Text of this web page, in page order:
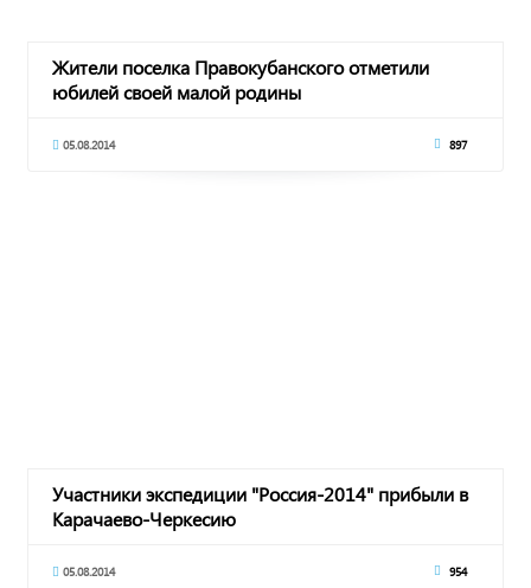
Жители поселка Правокубанского отметили
юбилей своей малой родины
05.08.2014 897
Участники экспедиции "Россия-2014" прибыли в
Карачаево-Черкесию
05.08.2014 954